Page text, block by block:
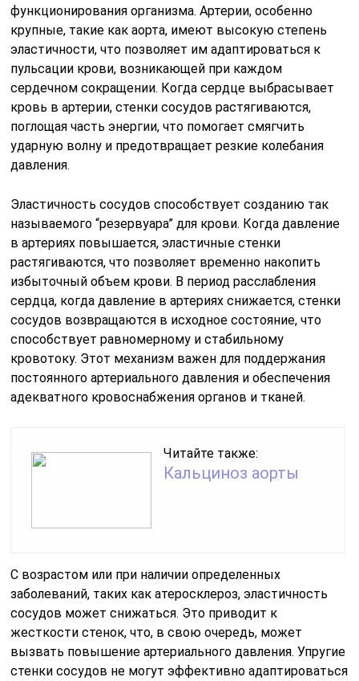
функционирования организма. Артерии, особенно
крупные, такие как аорта, имеют высокую степень
эластичности, что позволяет им адаптироваться к
пульсации крови, возникающей при каждом
сердечном сокращении. Когда сердце выбрасывает
кровь в артерии, стенки сосудов растягиваются,
поглощая часть энергии, что помогает смягчить
ударную волну и предотвращает резкие колебания
давления.
Эластичность сосудов способствует созданию так
называемого “резервуара” для крови. Когда давление
в артериях повышается, эластичные стенки
растягиваются, что позволяет временно накопить
избыточный объем крови. В период расслабления
сердца, когда давление в артериях снижается, стенки
сосудов возвращаются в исходное состояние, что
способствует равномерному и стабильному
кровотоку. Этот механизм важен для поддержания
постоянного артериального давления и обеспечения
адекватного кровоснабжения органов и тканей.
Читайте также:
Кальциноз аорты
С возрастом или при наличии определенных
заболеваний, таких как атеросклероз, эластичность
сосудов может снижаться. Это приводит к
жесткости стенок, что, в свою очередь, может
вызвать повышение артериального давления. Упругие
стенки сосудов не могут эффективно адаптироваться